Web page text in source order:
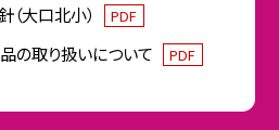
大口北小） PDF
の取り扱いについて PDF